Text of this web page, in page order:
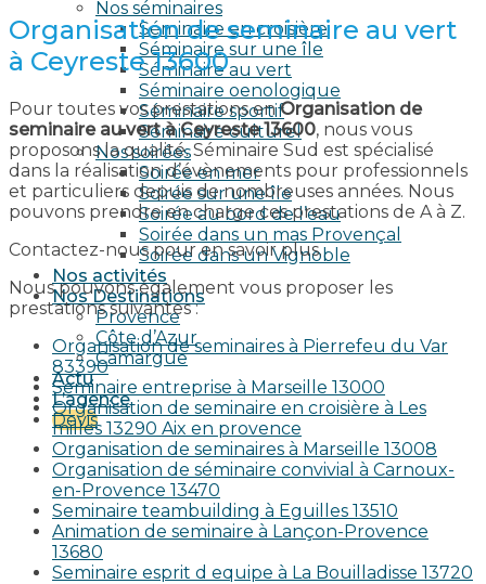
Nos séminaires
Séminaire en croisière
Séminaire sur une île
Séminaire au vert
Séminaire oenologique
Séminaire sportif
Séminaire culturel
Nos soirées
Soirée en mer
Soirée sur une île
Soirée au bord de l’eau
Soirée dans un mas Provençal
Soirée dans un Vignoble
Nos activités
Nos Destinations
Provence
Côte d’Azur
Camargue
Actu
L’agence
Devis
Organisation de seminaire au vert
à Ceyreste 13600
Pour toutes vos prestations enOrganisation de
seminaire au vert à Ceyreste 13600, nous vous
proposons la qualité. Séminaire Sud est spécialisé
dans la réalisation d’évènements pour professionnels
et particuliers depuis de nombreuses années. Nous
pouvons prendre en charge ces prestations de A à Z.
Contactez-nous pour en savoir plus.
Nous pouvons également vous proposer les
prestations suivantes :
Organisation de seminaires à Pierrefeu du Var
83390
Seminaire entreprise à Marseille 13000
Organisation de seminaire en croisière à Les
milles 13290 Aix en provence​
Organisation de seminaires à Marseille 13008
Organisation de séminaire convivial à Carnoux-
en-Provence 13470
Seminaire teambuilding à Eguilles 13510
Animation de seminaire à Lançon-Provence
13680
Seminaire esprit d equipe à La Bouilladisse 13720